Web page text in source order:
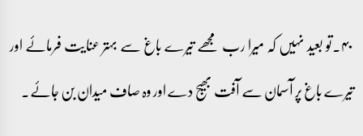
۴۰۔تو بعید نہیں کہ میرا رب مجھے تیرے باغ سے بہتر عنایت فرمائے اور
تیرے باغ پر آسمان سے آفت بھیج دے اور وہ صاف میدان بن جائے۔